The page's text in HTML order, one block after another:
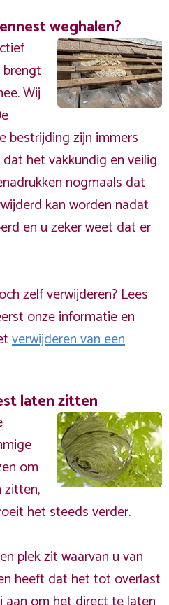
weghalen?
Wij
bestrijding zijn immers
het vakkundig en veilig
nogmaals dat
kan worden nadat
en u zeker weet dat er
zelf verwijderen? Lees
onze informatie en
verwijderen van een
laten zitten
om
zitten,
het steeds verder.
plek zit waarvan u van
heeft dat het tot overlast